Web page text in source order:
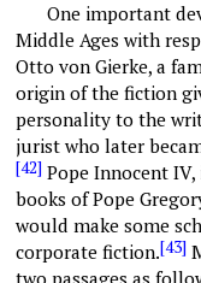
One important
Middle Ages with
Otto von Gierke, a
origin of the fiction
personality to the
jurist who later
[42] Pope Innocent
books of Pope
would make some
corporate fiction.[43]